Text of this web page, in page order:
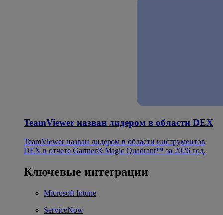
TeamViewer назван лидером в области DEX
TeamViewer назван лидером в области инструментов
DEX в отчете Gartner® Magic Quadrant™ за 2026 год.
Ключевые интеграции
Microsoft Intune
ServiceNow